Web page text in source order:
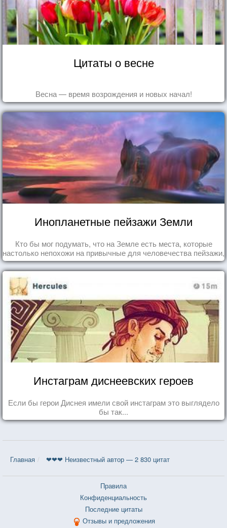
Цитаты о весне
Весна — время возрождения и новых начал!
Инопланетные пейзажи Земли
Кто бы мог подумать, что на Земле есть места, которые
настолько непохожи на привычные для человечества пейзажи,
что кажутся и вовсе инопланетными!
Инстаграм диснеевских героев
Если бы герои Диснея имели свой инстаграм это выглядело
бы так...
Главная ❤❤❤ Неизвестный автор — 2 830 цитат
Правила
Конфиденциальность
Последние цитаты
Отзывы и предложения